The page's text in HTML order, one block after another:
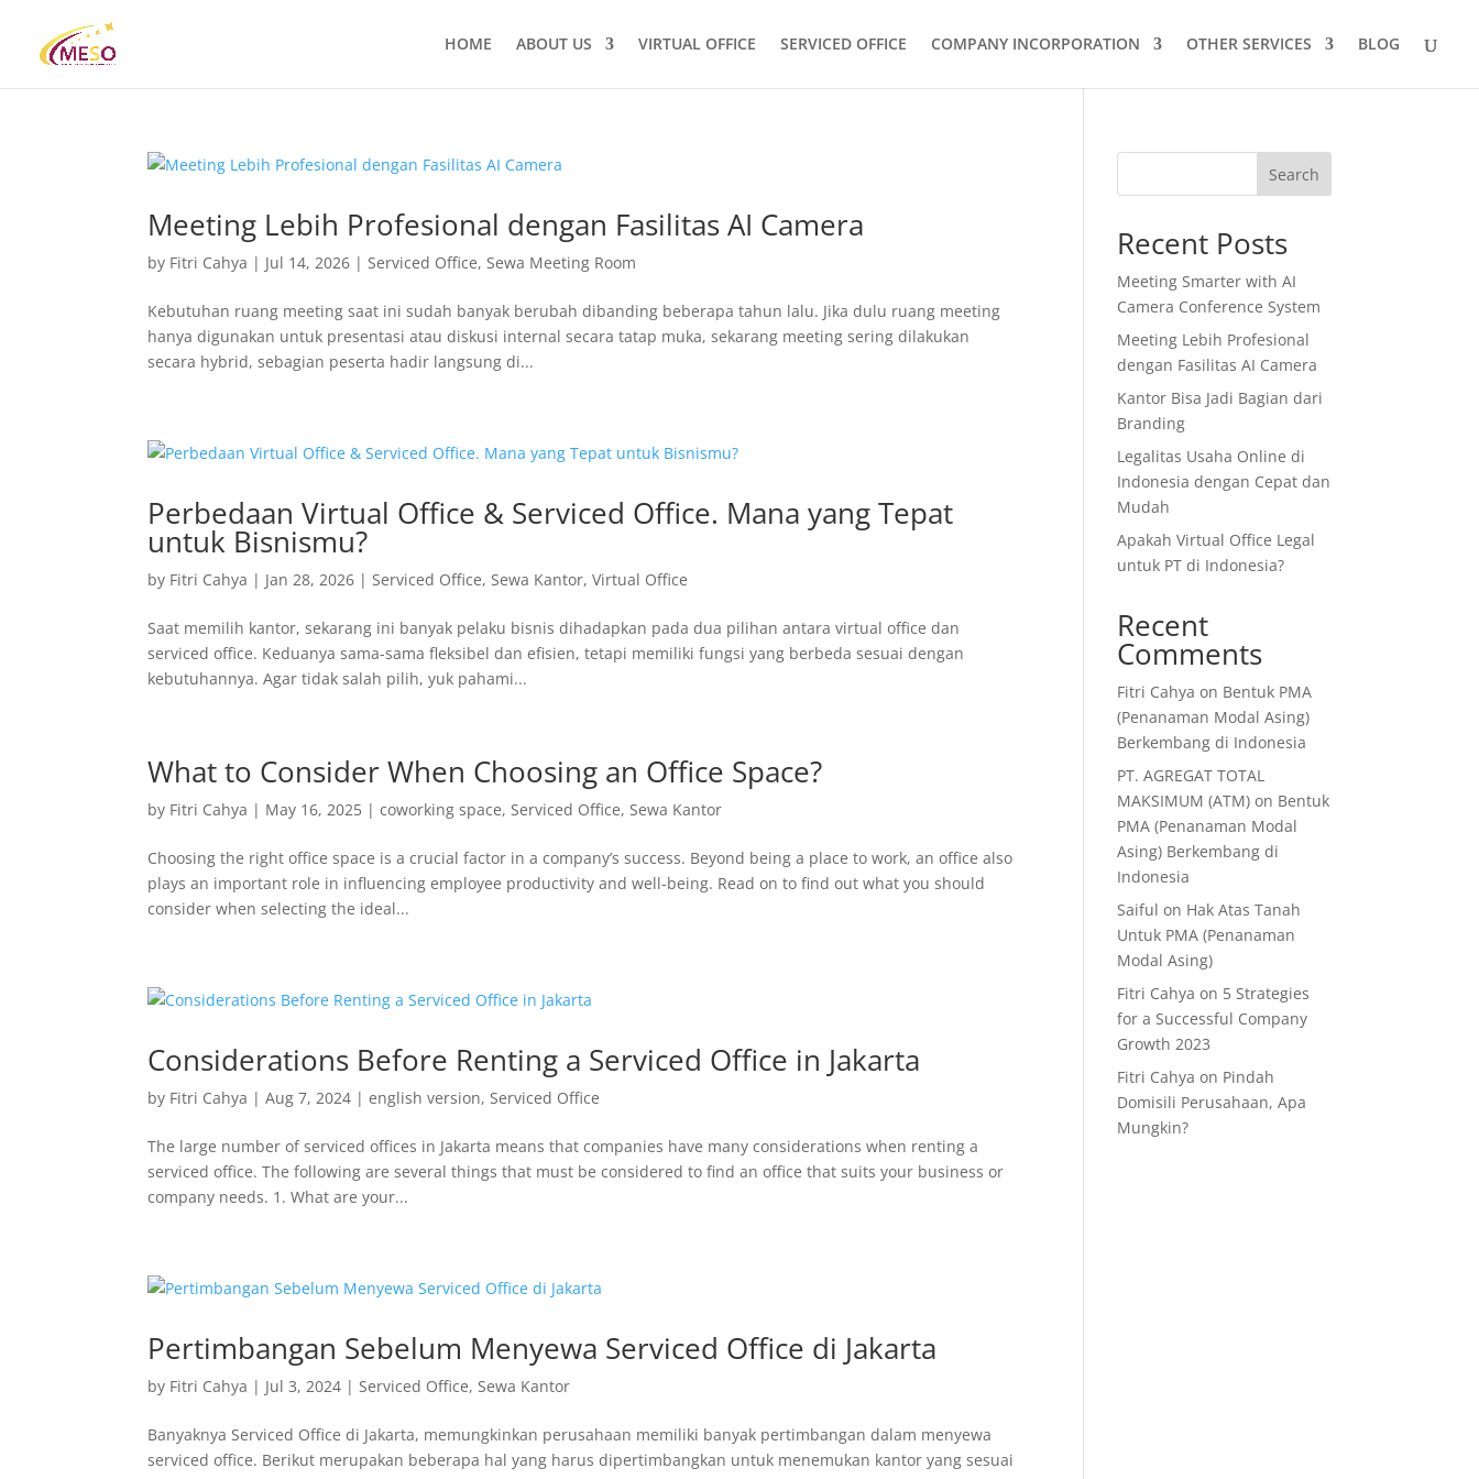
HOME ABOUT US VIRTUAL OFFICE SERVICED OFFICE COMPANY INCORPORATION OTHER SERVICES BLOG
Meeting Lebih Profesional dengan Fasilitas AI Camera
by Fitri Cahya | Jul 14, 2026 |Serviced Office,Sewa Meeting Room
Kebutuhan ruang meeting saat ini sudah banyak berubah dibanding beberapa tahun lalu. Jika dulu ruang meeting
hanya digunakan untuk presentasi atau diskusi internal secara tatap muka, sekarang meeting sering dilakukan
secara hybrid, sebagian peserta hadir langsung di...
Perbedaan Virtual Office & Serviced Office. Mana yang Tepat
untuk Bisnismu?
by Fitri Cahya | Jan 28, 2026 |Serviced Office,Sewa Kantor,Virtual Office
Saat memilih kantor, sekarang ini banyak pelaku bisnis dihadapkan pada dua pilihan antara virtual office dan
serviced office. Keduanya sama-sama fleksibel dan efisien, tetapi memiliki fungsi yang berbeda sesuai dengan
kebutuhannya. Agar tidak salah pilih, yuk pahami...
What to Consider When Choosing an Office Space?
by Fitri Cahya | May 16, 2025 |coworking space,Serviced Office,Sewa Kantor
Choosing the right office space is a crucial factor in a company’s success. Beyond being a place to work, an office also
plays an important role in influencing employee productivity and well-being. Read on to find out what you should
consider when selecting the ideal...
Considerations Before Renting a Serviced Office in Jakarta
by Fitri Cahya |Aug 7, 2024 |english version,Serviced Office
The large number of serviced offices in Jakarta means that companies have many considerations when renting a
serviced office. The following are several things that must be considered to find an office that suits your business or
company needs. 1. What are your...
Pertimbangan Sebelum Menyewa Serviced Office di Jakarta
by Fitri Cahya | Jul 3, 2024 |Serviced Office,Sewa Kantor
Banyaknya Serviced Office di Jakarta, memungkinkan perusahaan memiliki banyak pertimbangan dalam menyewa
serviced office. Berikut merupakan beberapa hal yang harus dipertimbangkan untuk menemukan kantor yang sesuai
Search
Recent Posts
Meeting Smarter with AI
Camera Conference System
Meeting Lebih Profesional
dengan Fasilitas AI Camera
Kantor Bisa Jadi Bagian dari
Branding
Legalitas Usaha Online di
Indonesia dengan Cepat dan
Mudah
Apakah Virtual Office Legal
untuk PT di Indonesia?
Recent
Comments
Fitri Cahya on Bentuk PMA
(Penanaman Modal Asing)
Berkembang di Indonesia
PT. AGREGAT TOTAL
MAKSIMUM (ATM) on Bentuk
PMA (Penanaman Modal
Asing) Berkembang di
Indonesia
Saiful on Hak Atas Tanah
Untuk PMA (Penanaman
Modal Asing)
Fitri Cahya on 5 Strategies
for a Successful Company
Growth 2023
Fitri Cahya on Pindah
Domisili Perusahaan, Apa
Mungkin?